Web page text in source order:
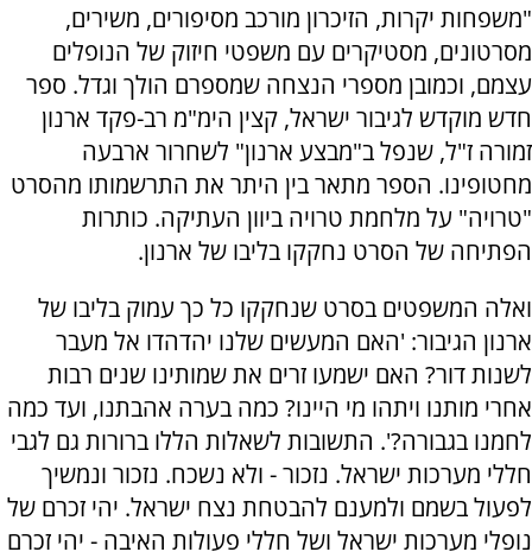
"משפחות יקרות, הזיכרון מורכב מסיפורים, משירים,
מסרטונים, מסטיקרים עם משפטי חיזוק של הנופלים
עצמם, וכמובן מספרי הנצחה שמספרם הולך וגדל. ספר
חדש מוקדש לגיבור ישראל, קצין הימ"מ רב-פקד ארנון
זמורה ז"ל, שנפל ב"מבצע ארנון" לשחרור ארבעה
מחטופינו. הספר מתאר בין היתר את התרשמותו מהסרט
"טרויה" על מלחמת טרויה ביוון העתיקה. כותרות
הפתיחה של הסרט נחקקו בליבו של ארנון.
ואלה המשפטים בסרט שנחקקו כל כך עמוק בליבו של
ארנון הגיבור: 'האם המעשים שלנו יהדהדו אל מעבר
לשנות דור? האם ישמעו זרים את שמותינו שנים רבות
אחרי מותנו ויתהו מי היינו? כמה בערה אהבתנו, ועד כמה
לחמנו בגבורה?'. התשובות לשאלות הללו ברורות גם לגבי
חללי מערכות ישראל. נזכור - ולא נשכח. נזכור ונמשיך
לפעול בשמם ולמענם להבטחת נצח ישראל. יהי זכרם של
נופלי מערכות ישראל ושל חללי פעולות האיבה - יהי זכרם